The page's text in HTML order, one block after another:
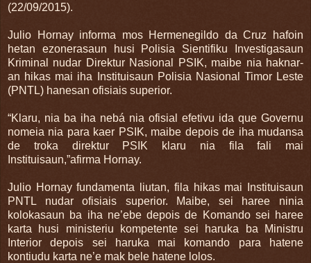
(22/09/2015).
Julio Hornay informa mos Hermenegildo da Cruz hafoin
hetan ezonerasaun husi Polisia Sientifiku Investigasaun
Kriminal nudar Direktur Nasional PSIK, maibe nia haknar-
an hikas mai iha Instituisaun Polisia Nasional Timor Leste
(PNTL) hanesan ofisiais superior.
“Klaru, nia ba iha nebá nia ofisial efetivu ida que Governu
nomeia nia para kaer PSIK, maibe depois de iha mudansa
de troka direktur PSIK klaru nia fila fali mai
Instituisaun,”afirma Hornay.
Julio Hornay fundamenta liutan, fila hikas mai Instituisaun
PNTL nudar ofisiais superior. Maibe, sei haree ninia
kolokasaun ba iha ne’ebe depois de Komando sei haree
karta husi ministeriu kompetente sei haruka ba Ministru
Interior depois sei haruka mai komando para hatene
kontiudu karta ne’e mak bele hatene lolos.